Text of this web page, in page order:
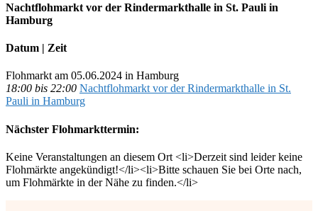
Nachtflohmarkt vor der Rindermarkthalle in St. Pauli in
Hamburg
Datum | Zeit
Flohmarkt am 05.06.2024 in Hamburg
18:00 bis 22:00 Nachtflohmarkt vor der Rindermarkthalle in St.
Pauli in Hamburg
Nächster Flohmarkttermin:
Keine Veranstaltungen an diesem Ort <li>Derzeit sind leider keine
Flohmärkte angekündigt!</li><li>Bitte schauen Sie bei Orte nach,
um Flohmärkte in der Nähe zu finden.</li>